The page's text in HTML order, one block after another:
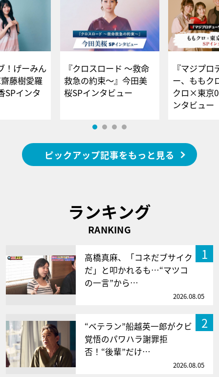
！げーみん
藤樹愛羅
SPインタ
『クロスロード ～救命
救急の約束～』今田美
桜SPインタビュー
『マジプロ
ー、ももク
クロ×東京
ンタビュー
ピックアップ記事をもっと見る
ランキング
RANKING
1
高橋真麻、「コネだブサイク
だ」と叩かれるも…“マツコ
の一言”から…
2026.08.05
2
“ベテラン”船越英一郎がクビ
覚悟のパワハラ謝罪拒
否！“後輩”だけ…
2026.08.05